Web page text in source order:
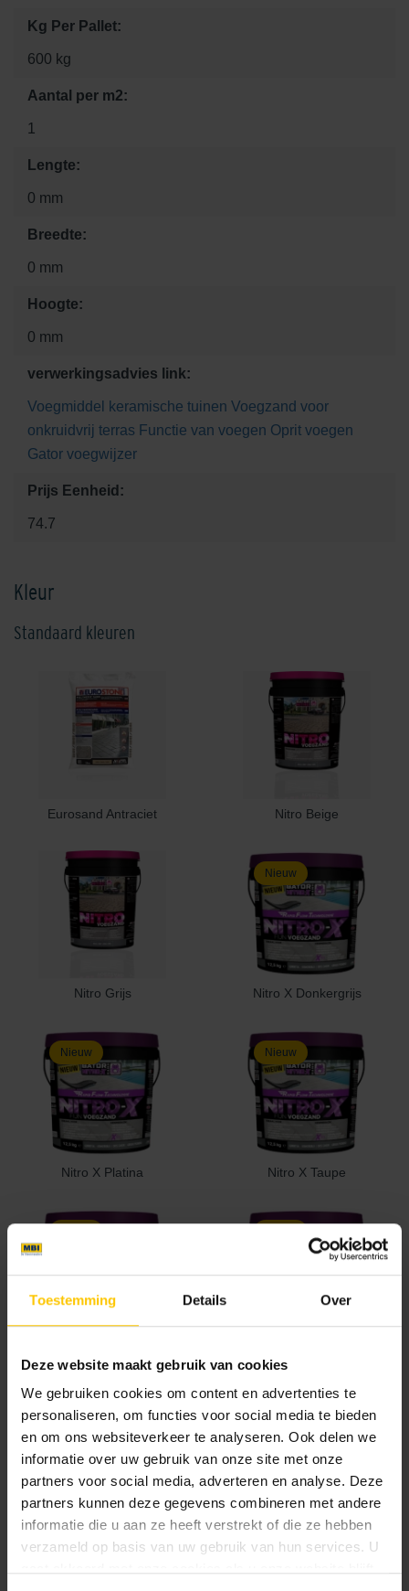
Toestemming Details Over
Deze website maakt gebruik van cookies
We gebruiken cookies om content en advertenties te
personaliseren, om functies voor social media te bieden
en om ons websiteverkeer te analyseren. Ook delen we
informatie over uw gebruik van onze site met onze
partners voor social media, adverteren en analyse. Deze
partners kunnen deze gegevens combineren met andere
informatie die u aan ze heeft verstrekt of die ze hebben
verzameld op basis van uw gebruik van hun services. U
Kg Per Pallet:
600 kg
Aantal per m2:
1
Lengte:
0 mm
Breedte:
0 mm
Hoogte:
0 mm
verwerkingsadvies link:
Voegmiddel keramische tuinen Voegzand voor
onkruidvrij terras Functie van voegen Oprit voegen
Gator voegwijzer
Prijs Eenheid:
74.7
Kleur
Standaard kleuren
Eurosand Antraciet Nitro Beige
Nitro Grijs
Nieuw
Nitro X Donkergrijs
Nieuw
Nitro X Platina
Nieuw
Nitro X Taupe
Nitro Zilvergrijs Nitro Zwart